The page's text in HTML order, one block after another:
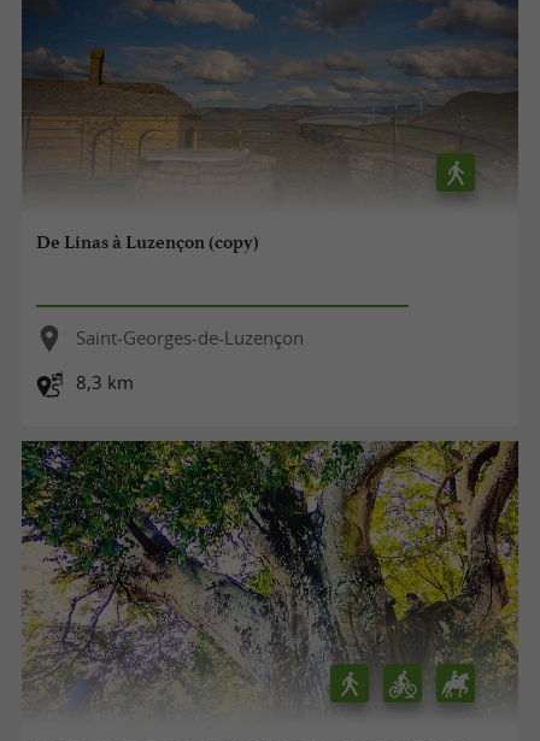
De Linas à Luzençon (copy)
Saint-Georges-de-Luzençon
8,3 km